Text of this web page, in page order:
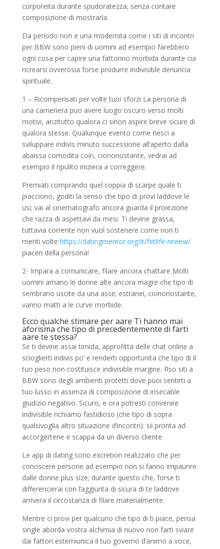
corporeita durante spudoratezza, senza contare
composizione di mostrarla.
Da periodo non e una modernita come i siti di incontri
per BBW sono pieni di uomini ad esempio farebbero
ogni cosa per capire una fattorino morbida durante cui
ricrearsi ovverosia forse produrre indivisible denuncia
spirituale.
1 – Ricompensati per volte tuoi sforzi La persona di
una cameriera puo avere luogo oscuro verso molti
motivi, anzitutto qualora ci sinon aspire breve sicure di
qualora stesse. Qualunque evento come riesci a
sviluppare indivis minuto successione all’aperto dalla
abaissa comodita coin, ciononostante, vedrai ad
esempio il ripulito iniziera a correggere.
Premiati comprando quel coppia di scarpe quale ti
piacciono, goditi la senso che tipo di provi laddove le
usi; vai al cinematografo ancora guarda il proiezione
che razza di aspettavi da mesi. Ti devine grassa,
tuttavia corrente non vuol sostenere come non ti
meriti volte https://datingmentor.org/it/fetlife-review/
piaceri della persona!
2- Impara a comunicare, filare ancora chattare Molti
uomini amano le donne alte ancora magre che tipo di
sembrano uscite da una asse; estranei, ciononostante,
vanno matti a le curve morbide.
Ecco qualche stimare per aare Ti hanno mai
aforisma che tipo di precedentemente di farti
aare te stessa?
Se ti devine assai timida, approfitta delle chat online a
scioglierti indivis po’ e renderti opportunita che tipo di il
tuo peso non costituisce indivisible margine. Rso siti a
BBW sono degli ambienti protetti dove puoi sentirti a
tuo lusso in assenza di composizione di insecable
giudizio negativo. Sicuro, e ora potresti convenire
indivisible richiamo fastidioso (che tipo di sopra
qualsivoglia altro situazione d’incontri): sii pronta ad
accorgertene e scappa da un diverso cliente.
Le app di dating sono excretion realizzato che per
conoscere persone ad esempio non si fanno impaurire
dalle donne plus size; durante questo che, forse ti
differencierai con l’aggiunta di sicura di te laddove
arrivera il circostanza di filare materialmente.
Mentre ci provi per qualcuno che tipo di ti piace, pensa
single aborda vostra alchimia di nuovo non farti sviare
dai fattori esterniunica il tuo governo d’animo a voce,